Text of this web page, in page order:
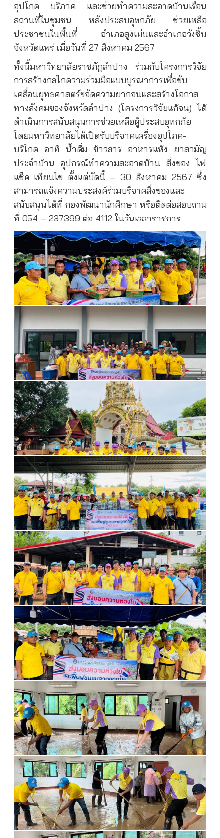
อุปโภค บริภาค และช่วยทำความสะอาดบ้านเรือน
สถานที่ในชุมชน หลังประสบอุทกภัย ช่วยเหลือ
ประชาชนในพื้นที่ อำเภอสูงเม่นและอำเภอวังชิ้น
จังหวัดแพร่ เมื่อวันที่ 27 สิงหาคม 2567
ทั้งนี้มหาวิทยาลัยราชภัฏลำปาง ร่วมกับโครงการวิจัย
การสร้างกลไกความร่วมมือแบบบูรณาการเพื่อขับ
เคลื่อนยุทธศาสตร์ขจัดความยากจนและสร้างโอกาส
ทางสังคมของจังหวัดลำปาง (โครงการวิจัยแก้จน) ได้
ดำเนินการสนับสนุนการช่วยเหลือผู้ประสบอุทกภัย
โดยมหาวิทยาลัยได้เปิดรับบริจาคเครื่องอุปโภค-
บริโภค อาทิ น้ำดื่ม ข้าวสาร อาหารแห้ง ยาสามัญ
ประจำบ้าน อุปกรณ์ทำความสะอาดบ้าน สิ่งของ ไฟ
แช็ค เทียนไข ตั้งแต่บัดนี้ – 30 สิงหาคม 2567 ซึ่ง
สามารถแจ้งความประสงค์ร่วมบริจาคสิ่งของและ
สนับสนุนได้ที่ กองพัฒนานักศึกษา หรือติดต่อสอบถาม
ที่ 054 – 237399 ต่อ 4112 ในวันเวลาราชการ